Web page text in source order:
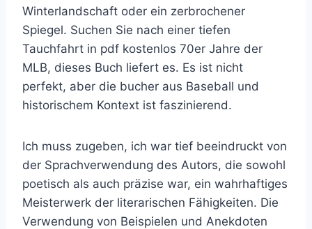
Winterlandschaft oder ein zerbrochener
Spiegel. Suchen Sie nach einer tiefen
Tauchfahrt in pdf kostenlos 70er Jahre der
MLB, dieses Buch liefert es. Es ist nicht
perfekt, aber die bucher aus Baseball und
historischem Kontext ist faszinierend.
Ich muss zugeben, ich war tief beeindruckt von
der Sprachverwendung des Autors, die sowohl
poetisch als auch präzise war, ein wahrhaftiges
Meisterwerk der literarischen Fähigkeiten. Die
Verwendung von Beispielen und Anekdoten